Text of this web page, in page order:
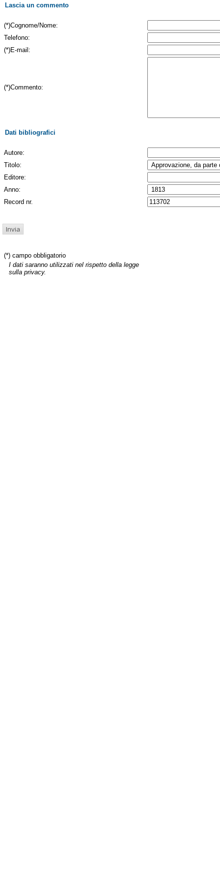
Lascia un commento
(*)Cognome/Nome:
Telefono:
(*)E-mail:
(*)Commento:
Dati bibliografici
Autore:
Titolo:
Editore:
Anno:
Record nr.
(*) campo obbligatorio
I dati saranno utilizzati nel rispetto della legge
sulla privacy.